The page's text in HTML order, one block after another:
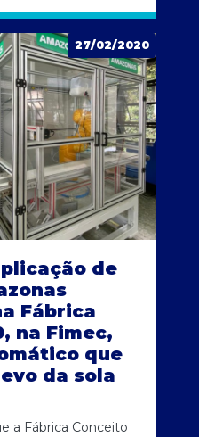
27/02/2020
de
Fábrica
na Fimec,
que
da sola
a Fábrica Conceito